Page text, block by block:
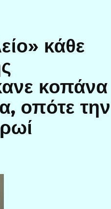
κάθε
κοπάνα
οπότε την